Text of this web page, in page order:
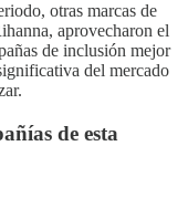
otras marcas de
aprovecharon el
de inclusión mejor
del mercado
de esta